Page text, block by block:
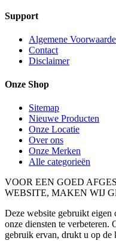
Support
Algemene
Contact
Disclaimer
Onze Shop
Sitemap
Nieuwe Producten
Onze Locatie
Over ons
Onze Merken
Alle categorieën
VOOR EEN GOED
WEBSITE, MAKEN WIJ
Deze website gebruikt eigen
onze diensten te verbeteren.
gebruik ervan, drukt u op de